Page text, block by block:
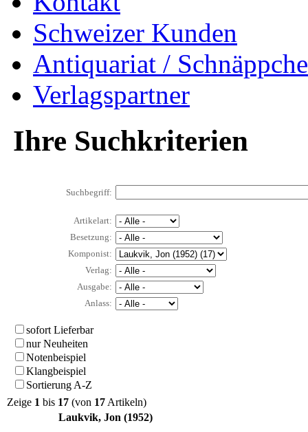
Schweizer Kunden
Antiquariat /
Verlagspartner
Ihre Suchkriterien
Suchbegriff:
Artikelart:
Besetzung:
Komponist:
Verlag:
Ausgabe:
Anlass:
sofort Lieferbar
nur Neuheiten
Notenbeispiel
Klangbeispiel
Sortierung A-Z
Zeige 1 bis 17 (von 17Artikeln)
Laukvik, Jon (1952)